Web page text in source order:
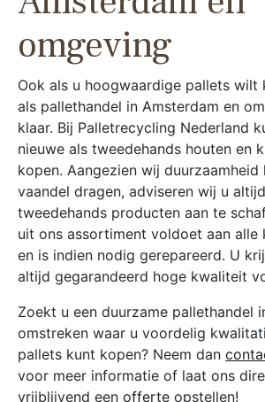
omgeving
Ook als u hoogwaardige pallets wilt
als pallethandel in Amsterdam en
klaar. Bij Palletrecycling Nederland
nieuwe als tweedehands houten en
kopen. Aangezien wij duurzaamheid
vaandel dragen, adviseren wij u
tweedehands producten aan te
uit ons assortiment voldoet aan alle
en is indien nodig gerepareerd. U
altijd gegarandeerd hoge kwaliteit
Zoekt u een duurzame pallethandel
omstreken waar u voordelig
pallets kunt kopen? Neem dan
voor meer informatie of laat ons
vrijblijvend een offerte opstellen!